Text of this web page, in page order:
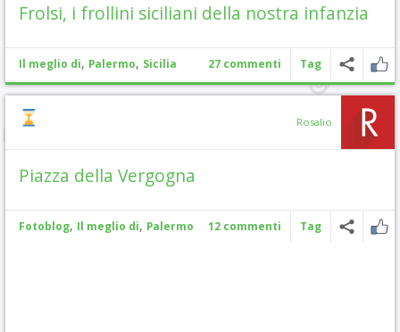
Frolsi, i frollini siciliani della nostra infanzia
Il meglio di, Palermo, Sicilia 27 commenti Tag
Rosalio
Piazza della Vergogna
Fotoblog, Il meglio di, Palermo 12 commenti Tag